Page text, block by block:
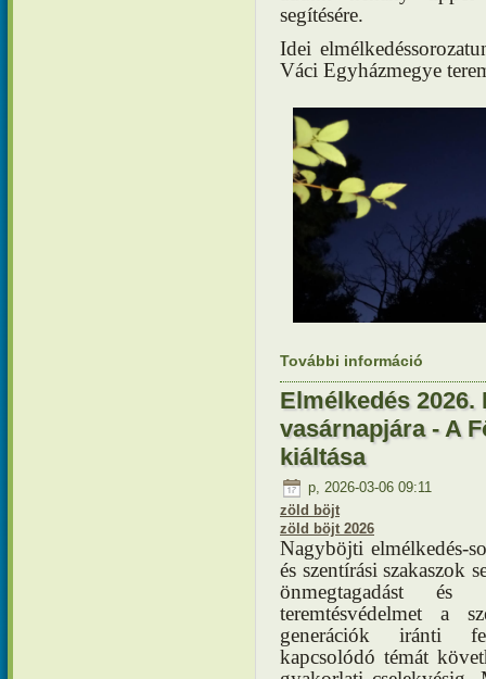
segítésére.
Idei
Váci Egyházmegye
További információ
Elmélkedés 2026.
vasárnapjára - A
kiáltása
p, 2026-03-06 09:11
zöld böjt
zöld böjt 2026
Nagyböjti elmélkedés-
és szentírási szakaszok
önmegtagadást
teremtésvédelmet a
generációk iránti
kapcsolódó témát